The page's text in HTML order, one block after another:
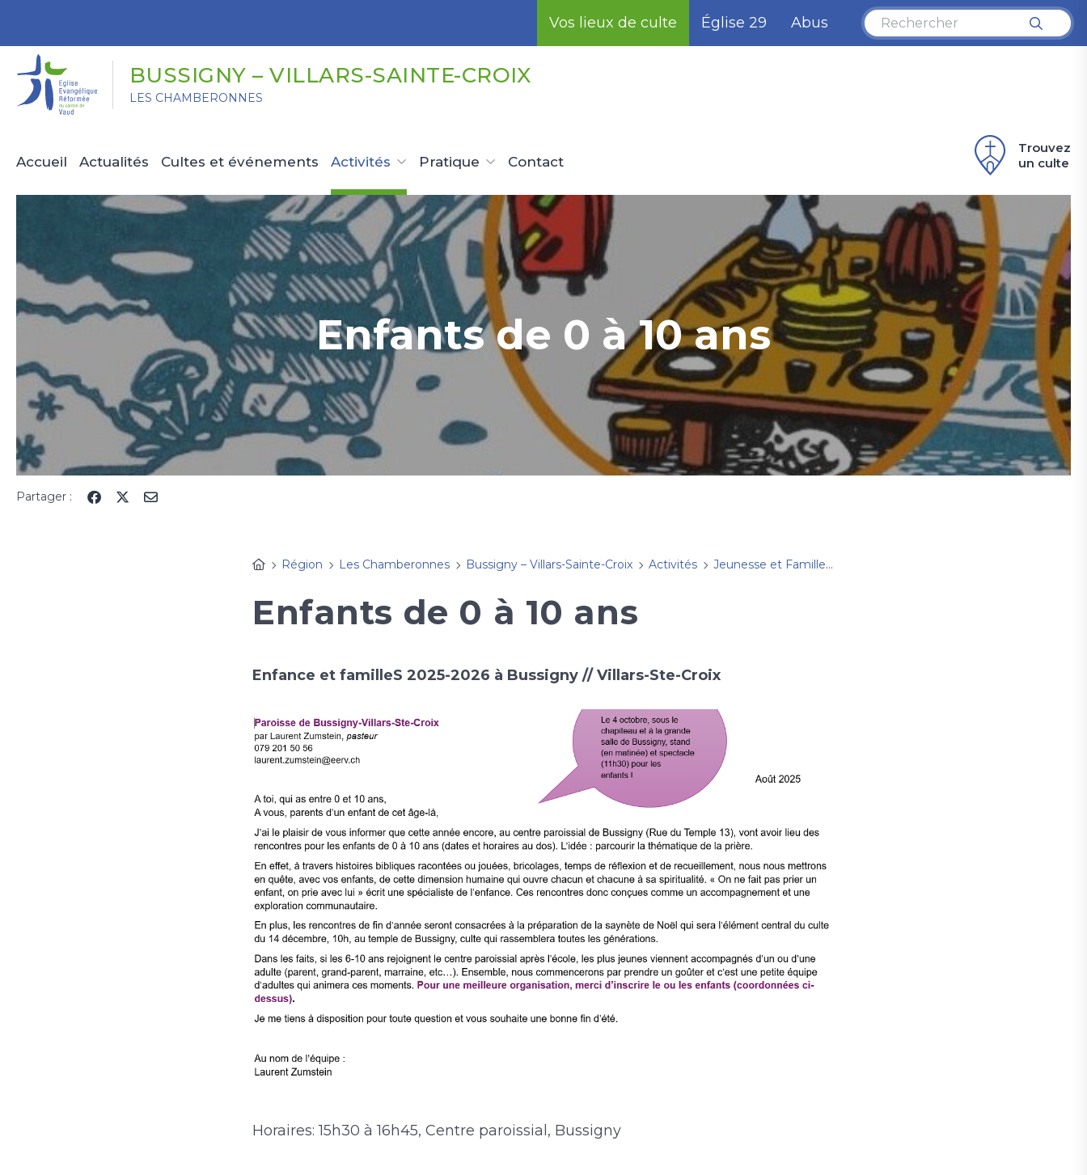
Vos lieux de culte Église 29 Abus
BUSSIGNY – VILLARS-SAINTE-CROIX
LES CHAMBERONNES
Accueil Actualités Cultes et événements Activités Pratique Contact
Trouvez
un culte
Enfants de 0 à 10 ans
Partager :
Région Les Chamberonnes Bussigny – Villars-Sainte-Croix Activités Jeunesse et FamilleS
Enfants de 0 à 10 ans
Enfance et familleS 2025-2026 à Bussigny // Villars-Ste-Croix
Horaires: 15h30 à 16h45, Centre paroissial, Bussigny